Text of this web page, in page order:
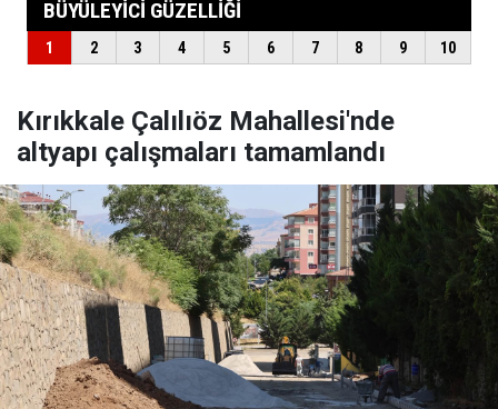
Kırıkkale Çalılıöz Mahallesi'nde
altyapı çalışmaları tamamlandı